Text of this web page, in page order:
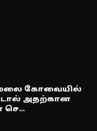
கோவையில்
அதற்கான